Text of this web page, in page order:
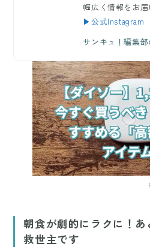
幅広く情報をお届
▶公式Instagram
サンキュ！編集
朝食が劇的にラクに！
救世主です